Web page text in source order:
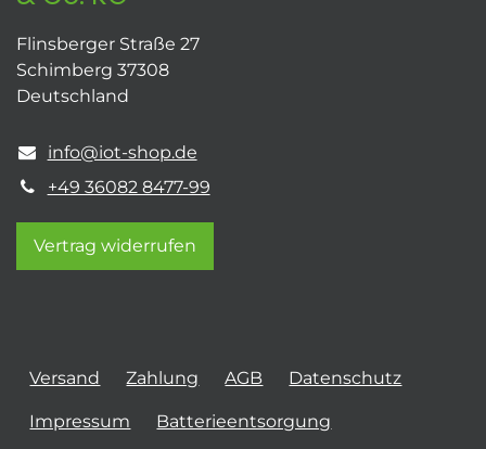
Flinsberger Straße 27
Schimberg 37308
Deutschland
info@iot-shop.de
+49 36082 8477-99
Vertrag widerrufen
Versand Zahlung AGB Datenschutz
Impressum Batterieentsorgung